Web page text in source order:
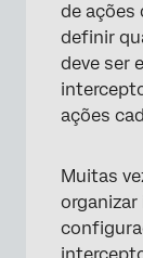
de ações
definir
deve ser
ações
Muitas